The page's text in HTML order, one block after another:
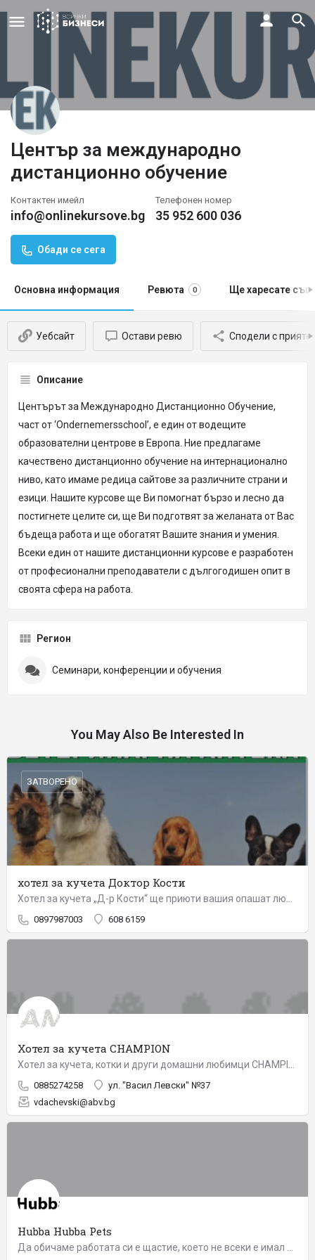
Център за международно
дистанционно обучение
Контактен имейл
info@onlinekursove.bg
Телефонен номер
35 952 600 036
Обади се сега
Основна информация Ревюта 0 Ще харесате
Уебсайт Остави ревю Сподели с
Описание
Центърът за Международно Дистанционно Обучение,
част от ‘Ondernemersschool’, е един от водещите
образователни центрове в Европа. Ние предлагаме
качествено дистанционно обучение на интернационално
ниво, като имаме редица сайтове за различните страни и
езици. Нашите курсове ще Ви помогнат бързо и лесно да
постигнете целите си, ще Ви подготвят за желаната от Вас
бъдеща работа и ще обогатят Вашите знания и умения.
Всеки един от нашите дистанционни курсове е разработен
от професионални преподаватели с дългогодишен опит в
своята сфера на работа.
Регион
Семинари, конференции и обучения
You May Also Be Interested In
хотел за кучета Доктор Кости
0897987003 608 6159
ЗАТВОРЕНО
Хотел за кучета CHAMPION
0885274258
ул. "Васил Левски" №37
vdachevski@abv.bg
Hubba Hubba Pets